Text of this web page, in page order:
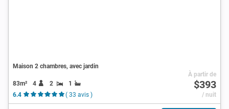
Maison 2 chambres, avec jardin
83m² 4 2
1
6.4
( 33 avis )
À partir de
$393
/ nuit